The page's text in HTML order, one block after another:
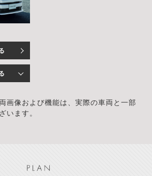
画像および機能は、実際の車両と一部
います。